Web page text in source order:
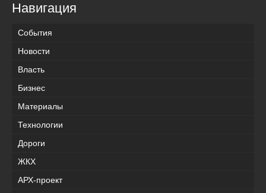
Навигация
События
Новости
Власть
Бизнес
Материалы
Технологии
Дороги
ЖКХ
АРХ-проект